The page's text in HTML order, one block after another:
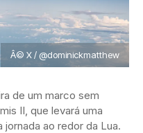
Â© X / @dominickmatthew
de um marco sem
II, que levará uma
ao redor da Lua.